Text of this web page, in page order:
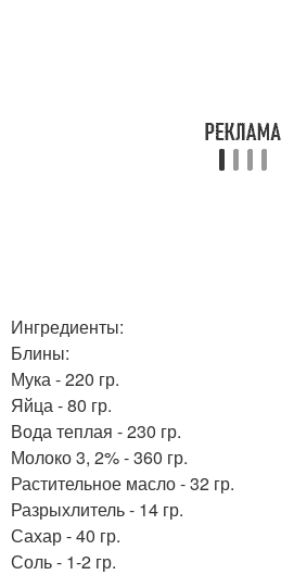
Ингредиенты:
Блины:
Мука - 220 гр.
Яйца - 80 гр.
Вода теплая - 230 гр.
Молоко 3, 2% - 360 гр.
Растительное масло - 32 гр.
Разрыхлитель - 14 гр.
Сахар - 40 гр.
Соль - 1-2 гр.